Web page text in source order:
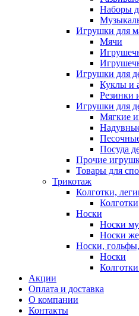
Наборы
Игрушки для
Мячи
Игрушки для
Куклы и
Резинки
Игрушки для
Мягкие
Посуда
Прочие
Товары для
Трикотаж
Колготки,
Колготки
Носки
Носки
Носки
Носки, гольфы,
Носки
Акции
Оплата и доставка
О компании
Контакты